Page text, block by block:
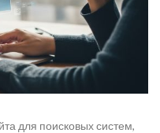
для поисковых систем,